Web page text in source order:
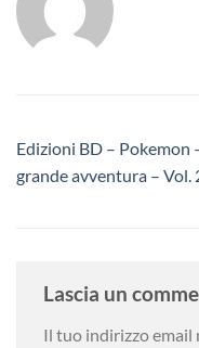
Edizioni BD – Pokemon
grande avventura – Vol.
Lascia un
Il tuo indirizzo email